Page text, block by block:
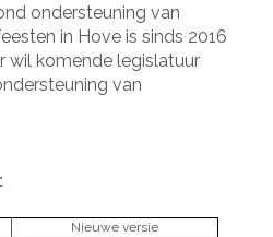
ondersteuning van
in Hove is sinds 2016
wil komende legislatuur
van
Nieuwe versie